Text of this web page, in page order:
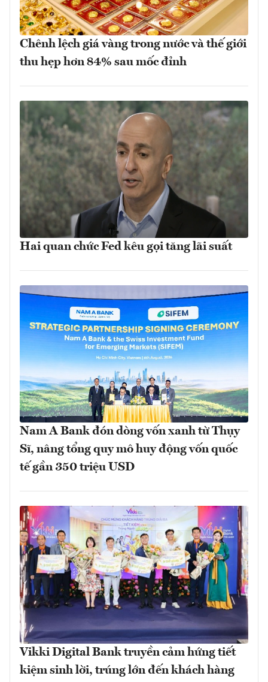
Chênh lệch giá vàng trong nước và thế giới
thu hẹp hơn 84% sau mốc đỉnh
Hai quan chức Fed kêu gọi tăng lãi suất
Nam A Bank đón dòng vốn xanh từ Thụy
Sĩ, nâng tổng quy mô huy động vốn quốc
tế gần 350 triệu USD
Vikki Digital Bank truyền cảm hứng tiết
kiệm sinh lời, trúng lớn đến khách hàng